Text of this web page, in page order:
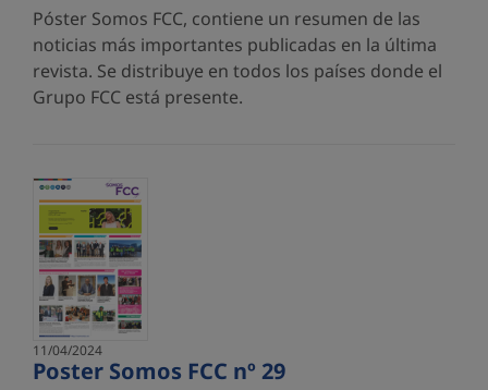
Póster Somos FCC, contiene un resumen de las
noticias más importantes publicadas en la última
revista. Se distribuye en todos los países donde el
Grupo FCC está presente.
11/04/2024
Poster Somos FCC nº 29